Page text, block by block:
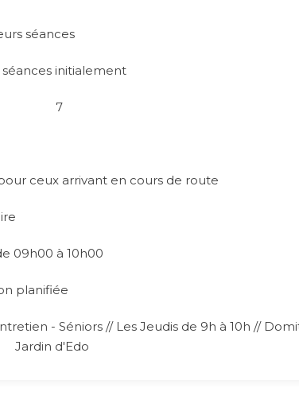
séances
séances initialement
7
ceux arrivant en cours de route
09h00 à 10h00
planifiée
- Séniors // Les Jeudis de 9h à 10h //
Jardin d'Edo